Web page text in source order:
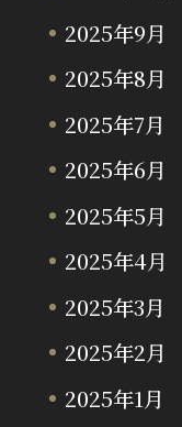
2025年9月
2025年8月
2025年7月
2025年6月
2025年5月
2025年4月
2025年3月
2025年2月
2025年1月